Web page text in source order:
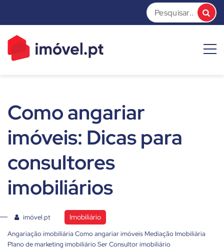
content
Como angariar
imóveis: Dicas para
consultores
imobiliários
imóvel.pt Imobiliário
Angariação imobiliária Como angariar imóveis Mediação Imobiliária
Plano de marketing imobiliárioSer Consultor imobiliário